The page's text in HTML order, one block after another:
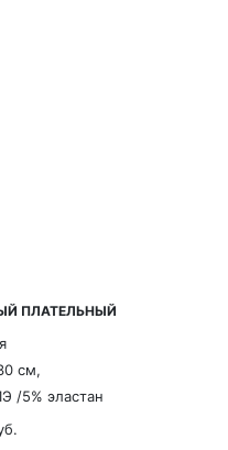
ПЛАТЕЛЬНЫЙ
5% эластан